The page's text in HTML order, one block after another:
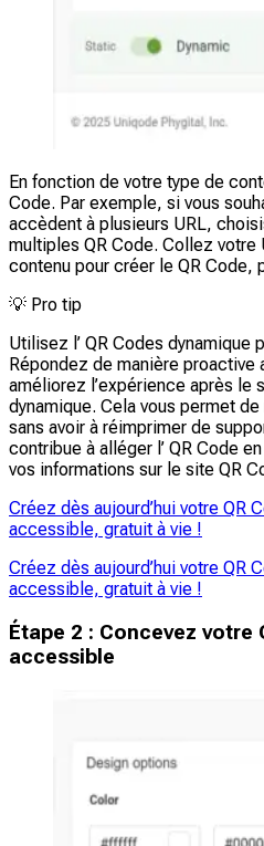
En fonction de votre type de
Code. Par exemple, si vous
accèdent à plusieurs URL,
multiples QR Code. Collez votre
contenu pour créer le QR Code,
💡 Pro tip
Utilisez l’ QR Codes dynamique
Répondez de manière proactive
améliorez l’expérience après le
dynamique. Cela vous permet
sans avoir à réimprimer de
contribue à alléger l’ QR Code
vos informations sur le site QR
Créez dès aujourd’hui votre QR
accessible, gratuit à vie !
Créez dès aujourd’hui votre QR
accessible, gratuit à vie !
Étape 2 : Concevez votre
accessible